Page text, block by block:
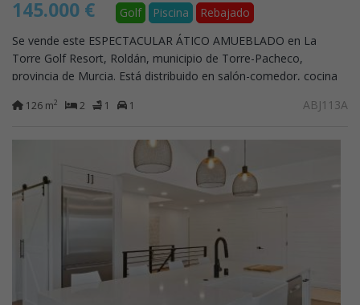
145.000 € Golf Piscina
Rebajado
Se vende este ESPECTACULAR ÁTICO AMUEBLADO en La
Torre Golf Resort, Roldán, municipio de Torre-Pacheco,
provincia de Murcia. Está distribuido en salón-comedor, cocina
126 m2 2 1 1 ABJ113A